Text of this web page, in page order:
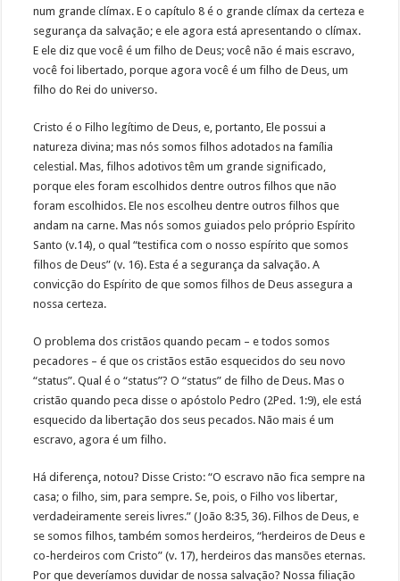
num grande clímax. E o capítulo 8 é o grande clímax da certeza e
segurança da salvação; e ele agora está apresentando o clímax.
E ele diz que você é um filho de Deus; você não é mais escravo,
você foi libertado, porque agora você é um filho de Deus, um
filho do Rei do universo.
Cristo é o Filho legítimo de Deus, e, portanto, Ele possui a
natureza divina; mas nós somos filhos adotados na família
celestial. Mas, filhos adotivos têm um grande significado,
porque eles foram escolhidos dentre outros filhos que não
foram escolhidos. Ele nos escolheu dentre outros filhos que
andam na carne. Mas nós somos guiados pelo próprio Espírito
Santo (v.14), o qual “testifica com o nosso espírito que somos
filhos de Deus” (v. 16). Esta é a segurança da salvação. A
convicção do Espírito de que somos filhos de Deus assegura a
nossa certeza.
O problema dos cristãos quando pecam – e todos somos
pecadores – é que os cristãos estão esquecidos do seu novo
“status”. Qual é o “status”? O “status” de filho de Deus. Mas o
cristão quando peca disse o apóstolo Pedro (2Ped. 1:9), ele está
esquecido da libertação dos seus pecados. Não mais é um
escravo, agora é um filho.
Há diferença, notou? Disse Cristo: “O escravo não fica sempre na
casa; o filho, sim, para sempre. Se, pois, o Filho vos libertar,
verdadeiramente sereis livres.” (João 8:35, 36). Filhos de Deus, e
se somos filhos, também somos herdeiros, “herdeiros de Deus e
co-herdeiros com Cristo” (v. 17), herdeiros das mansões eternas.
Por que deveríamos duvidar de nossa salvação? Nossa filiação